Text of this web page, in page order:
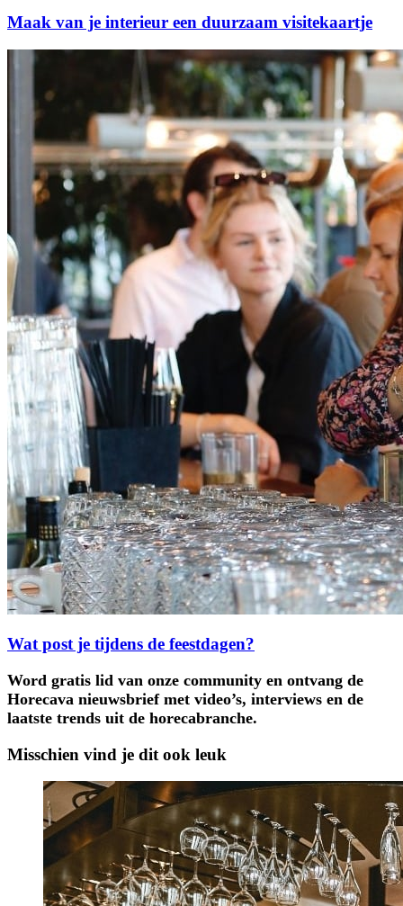
Maak van je interieur een duurzaam visitekaartje
Wat post je tijdens de feestdagen?
Word gratis lid van onze community en ontvang de
Horecava nieuwsbrief met video’s, interviews en de
laatste trends uit de horecabranche.
Misschien vind je dit ook leuk